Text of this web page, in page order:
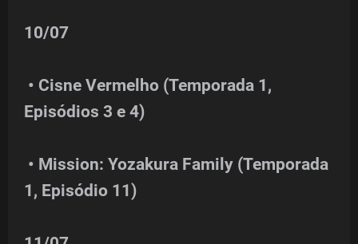
10/07
• Cisne Vermelho (Temporada 1,
Episódios 3 e 4)
• Mission: Yozakura Family (Temporada
1, Episódio 11)